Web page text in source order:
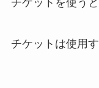
チケットを使う
チケットは使用